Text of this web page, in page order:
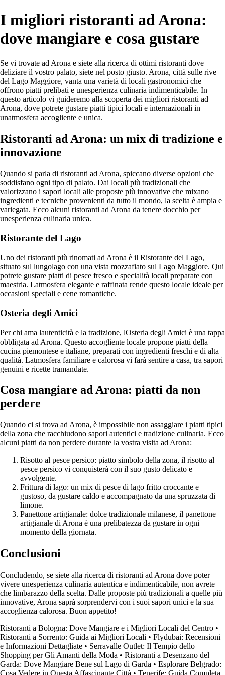
I migliori ristoranti ad Arona:
dove mangiare e cosa gustare
Se vi trovate ad Arona e siete alla ricerca di ottimi ristoranti dove
deliziare il vostro palato, siete nel posto giusto. Arona, città sulle rive
del Lago Maggiore, vanta una varietà di locali gastronomici che
offrono piatti prelibati e unesperienza culinaria indimenticabile. In
questo articolo vi guideremo alla scoperta dei migliori ristoranti ad
Arona, dove potrete gustare piatti tipici locali e internazionali in
unatmosfera accogliente e unica.
Ristoranti ad Arona: un mix di tradizione e
innovazione
Quando si parla di ristoranti ad Arona, spiccano diverse opzioni che
soddisfano ogni tipo di palato. Dai locali più tradizionali che
valorizzano i sapori locali alle proposte più innovative che mixano
ingredienti e tecniche provenienti da tutto il mondo, la scelta è ampia e
variegata. Ecco alcuni ristoranti ad Arona da tenere docchio per
unesperienza culinaria unica.
Ristorante del Lago
Uno dei ristoranti più rinomati ad Arona è il Ristorante del Lago,
situato sul lungolago con una vista mozzafiato sul Lago Maggiore. Qui
potrete gustare piatti di pesce fresco e specialità locali preparate con
maestria. Latmosfera elegante e raffinata rende questo locale ideale per
occasioni speciali e cene romantiche.
Osteria degli Amici
Per chi ama lautenticità e la tradizione, lOsteria degli Amici è una tappa
obbligata ad Arona. Questo accogliente locale propone piatti della
cucina piemontese e italiane, preparati con ingredienti freschi e di alta
qualità. Latmosfera familiare e calorosa vi farà sentire a casa, tra sapori
genuini e ricette tramandate.
Cosa mangiare ad Arona: piatti da non
perdere
Quando ci si trova ad Arona, è impossibile non assaggiare i piatti tipici
della zona che racchiudono sapori autentici e tradizione culinaria. Ecco
alcuni piatti da non perdere durante la vostra visita ad Arona:
Risotto al pesce persico: piatto simbolo della zona, il risotto al
pesce persico vi conquisterà con il suo gusto delicato e
avvolgente.
Frittura di lago: un mix di pesce di lago fritto croccante e
gustoso, da gustare caldo e accompagnato da una spruzzata di
limone.
Panettone artigianale: dolce tradizionale milanese, il panettone
artigianale di Arona è una prelibatezza da gustare in ogni
momento della giornata.
Conclusioni
Concludendo, se siete alla ricerca di ristoranti ad Arona dove poter
vivere unesperienza culinaria autentica e indimenticabile, non avrete
che limbarazzo della scelta. Dalle proposte più tradizionali a quelle più
innovative, Arona saprà sorprendervi con i suoi sapori unici e la sua
accoglienza calorosa. Buon appetito!
Ristoranti a Bologna: Dove Mangiare e i Migliori Locali del Centro •
Ristoranti a Sorrento: Guida ai Migliori Locali • Flydubai: Recensioni
e Informazioni Dettagliate • Serravalle Outlet: Il Tempio dello
Shopping per Gli Amanti della Moda • Ristoranti a Desenzano del
Garda: Dove Mangiare Bene sul Lago di Garda • Esplorare Belgrado: